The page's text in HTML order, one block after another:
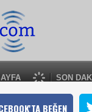
SON
ÖĞRENİRKEN DE
BEĞEN